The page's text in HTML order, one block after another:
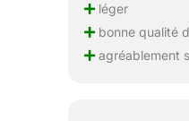
léger
bonne qualité
agréablement